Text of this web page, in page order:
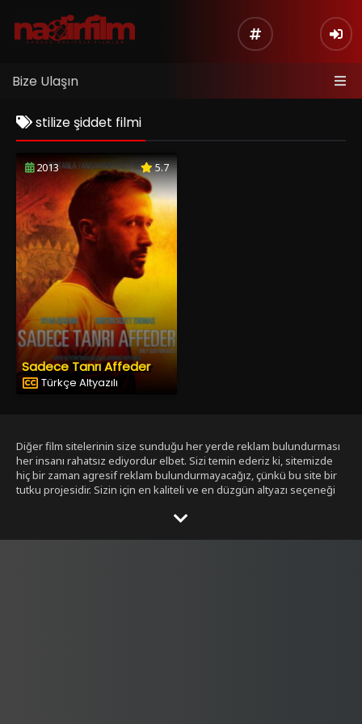
Bize Ulaşın
stilize şiddet filmi
2013 5.7
Sadece Tanrı Affeder
Türkçe Altyazılı
Diğer film sitelerinin size sunduğu her yerde reklam bulundurması
her insanı rahatsız ediyordur elbet. Sizi temin ederiz ki, sitemizde
hiç bir zaman agresif reklam bulundurmayacağız, çünkü bu site bir
tutku projesidir. Sizin için en kaliteli ve en düzgün altyazı seçeneği